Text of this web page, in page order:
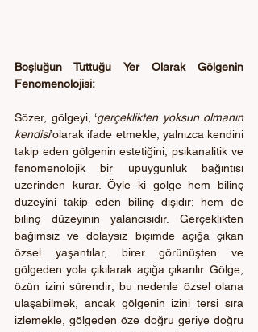
Boşluğun Tuttuğu Yer Olarak Gölgenin
Fenomenolojisi:
Sözer, gölgeyi, ‘gerçeklikten yoksun olmanın
kendisi’olarak ifade etmekle, yalnızca kendini
takip eden gölgenin estetiğini, psikanalitik ve
fenomenolojik bir upuygunluk bağıntısı
üzerinden kurar. Öyle ki gölge hem bilinç
düzeyini takip eden bilinç dışıdır; hem de
bilinç düzeyinin yalancısıdır. Gerçeklikten
bağımsız ve dolaysız biçimde açığa çıkan
özsel yaşantılar, birer görünüşten ve
gölgeden yola çıkılarak açığa çıkarılır. Gölge,
özün izini sürendir; bu nedenle özsel olana
ulaşabilmek, ancak gölgenin izini tersi sıra
izlemekle, gölgeden öze doğru geriye doğru